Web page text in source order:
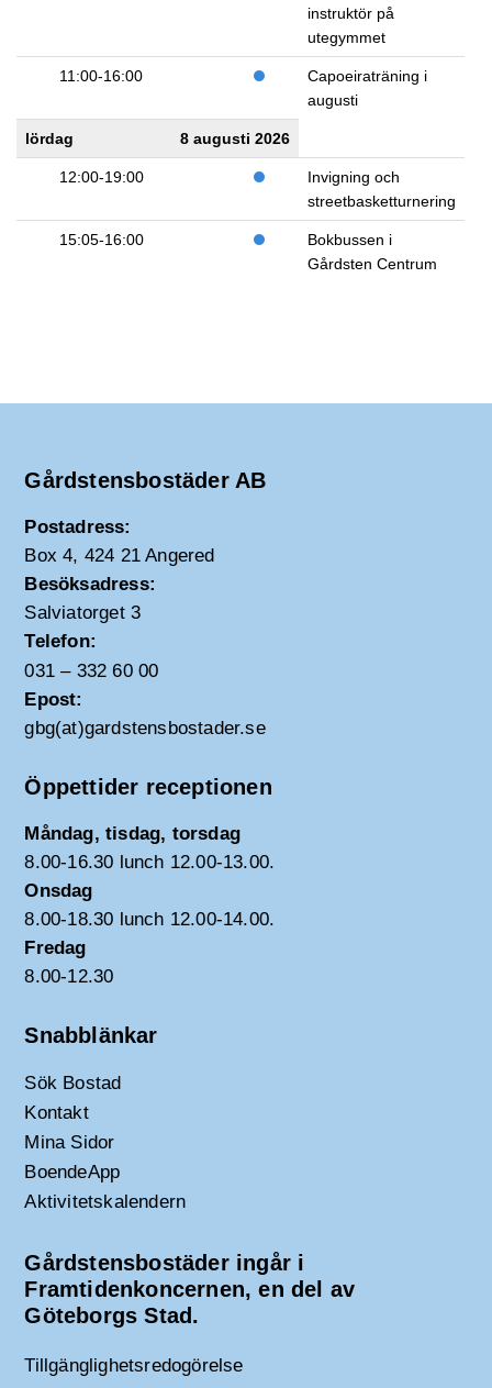
instruktör på
utegymmet
11:00-16:00
Capoeiraträning i
augusti
lördag 8 augusti 2026
12:00-19:00
Invigning och
streetbasketturnering
15:05-16:00
Bokbussen i
Gårdsten Centrum
Gårdstensbostäder AB
Postadress:
Box 4, 424 21 Angered
Besöksadress:
Salviatorget 3
Telefon:
031 – 332 60 00
Epost:
gbg(at)gardstensbostader.se
Öppettider receptionen
Måndag, tisdag, torsdag
8.00-16.30 lunch 12.00-13.00.
Onsdag
8.00-18.30 lunch 12.00-14.00.
Fredag
8.00-12.30
Snabblänkar
Sök Bostad
Kontakt
Mina Sidor
BoendeApp
Aktivitetskalendern
Gårdstensbostäder ingår i
Framtidenkoncernen, en del av
Göteborgs Stad.
Tillgänglighetsredogörelse